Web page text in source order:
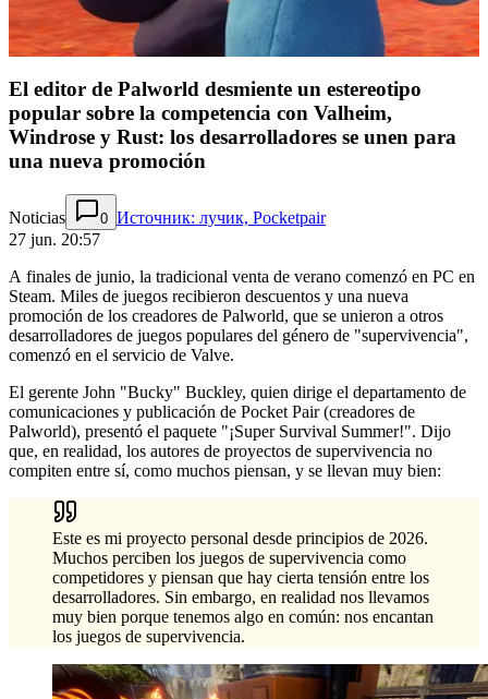
El editor de Palworld desmiente un estereotipo
popular sobre la competencia con Valheim,
Windrose y Rust: los desarrolladores se unen para
una nueva promoción
Noticias 0 Источник: лучик, Pocketpair
27 jun. 20:57
A finales de junio, la tradicional venta de verano comenzó en PC en
Steam. Miles de juegos recibieron descuentos y una nueva
promoción de los creadores de Palworld, que se unieron a otros
desarrolladores de juegos populares del género de "supervivencia",
comenzó en el servicio de Valve.
El gerente John "Bucky" Buckley, quien dirige el departamento de
comunicaciones y publicación de Pocket Pair (creadores de
Palworld), presentó el paquete "¡Super Survival Summer!". Dijo
que, en realidad, los autores de proyectos de supervivencia no
compiten entre sí, como muchos piensan, y se llevan muy bien:
Este es mi proyecto personal desde principios de 2026.
Muchos perciben los juegos de supervivencia como
competidores y piensan que hay cierta tensión entre los
desarrolladores. Sin embargo, en realidad nos llevamos
muy bien porque tenemos algo en común: nos encantan
los juegos de supervivencia.